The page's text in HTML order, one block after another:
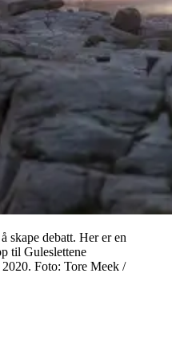
skape debatt. Her er en
til Guleslettene
Foto: Tore Meek /